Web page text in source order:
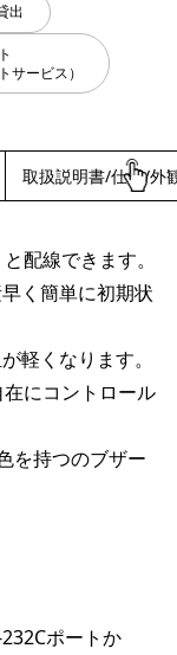
出
サービス）
取扱説明書/仕様/外
配線できます。
く簡単に初期状
軽くなります。
にコントロール
を持つのブザー
ポートか